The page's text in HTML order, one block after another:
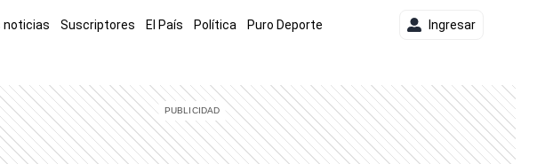
noticias Suscriptores El País Política Puro Deporte Ingresar